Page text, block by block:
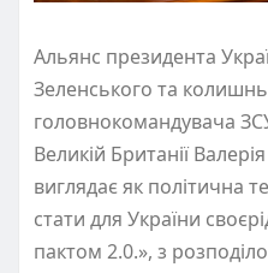
Альянс президента
Зеленського та
головнокомандувача
Великій Британії
виглядає як політична
стати для України
пактом 2.0.», з